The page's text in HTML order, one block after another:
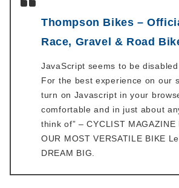
Thompson Bikes –
Race, Gravel & Road
JavaScript seems to be
For the best experience on our
turn on Javascript in your
comfortable and in just about
think of” – CYCLIST
OUR MOST VERSATILE BIKE
DREAM BIG.